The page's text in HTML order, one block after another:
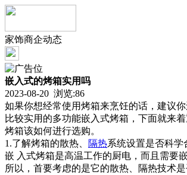
家饰商企动态
嵌入式的烤箱实用吗
2023-08-20 浏览:86
如果你想经常使用烤箱来烹饪的话，建议
比较实用的多功能嵌入式烤箱，下面就来
烤箱该如何进行选购。
1.了解烤箱的散热、
隔热系统设置是否科学
嵌 入式烤箱是高温工作的厨电，而且需要
所以，首要考虑的是它的散热、隔热技术